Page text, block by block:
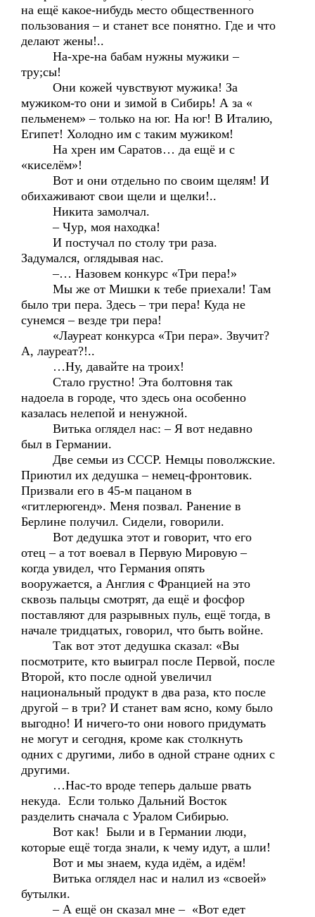
на ещё какое-нибудь место общественного
пользования – и станет все понятно. Где и что
делают жены!..
На-хре-на бабам нужны мужики –
тру;сы!
Они кожей чувствуют мужика! За
мужиком-то они и зимой в Сибирь! А за «
пельменем» – только на юг. На юг! В Италию,
Египет! Холодно им с таким мужиком!
На хрен им Саратов… да ещё и с
«киселём»!
Вот и они отдельно по своим щелям! И
обихаживают свои щели и щелки!..
Никита замолчал.
– Чур, моя находка!
И постучал по столу три раза.
Задумался, оглядывая нас.
–… Назовем конкурс «Три пера!»
Мы же от Мишки к тебе приехали! Там
было три пера. Здесь – три пера! Куда не
сунемся – везде три пера!
«Лауреат конкурса «Три пера». Звучит?
А, лауреат?!..
…Ну, давайте на троих!
Стало грустно! Эта болтовня так
надоела в городе, что здесь она особенно
казалась нелепой и ненужной.
Витька оглядел нас: – Я вот недавно
был в Германии.
Две семьи из СССР. Немцы поволжские.
Приютил их дедушка – немец-фронтовик.
Призвали его в 45-м пацаном в
«гитлерюгенд». Меня позвал. Ранение в
Берлине получил. Сидели, говорили.
Вот дедушка этот и говорит, что его
отец – а тот воевал в Первую Мировую –
когда увидел, что Германия опять
вооружается, а Англия с Францией на это
сквозь пальцы смотрят, да ещё и фосфор
поставляют для разрывных пуль, ещё тогда, в
начале тридцатых, говорил, что быть войне.
Так вот этот дедушка сказал: «Вы
посмотрите, кто выиграл после Первой, после
Второй, кто после одной увеличил
национальный продукт в два раза, кто после
другой – в три? И станет вам ясно, кому было
выгодно! И ничего-то они нового придумать
не могут и сегодня, кроме как столкнуть
одних с другими, либо в одной стране одних с
другими.
…Нас-то вроде теперь дальше рвать
некуда. Если только Дальний Восток
разделить сначала с Уралом Сибирью.
Вот как! Были и в Германии люди,
которые ещё тогда знали, к чему идут, а шли!
Вот и мы знаем, куда идём, а идём!
Витька оглядел нас и налил из «своей»
бутылки.
– А ещё он сказал мне – «Вот едет